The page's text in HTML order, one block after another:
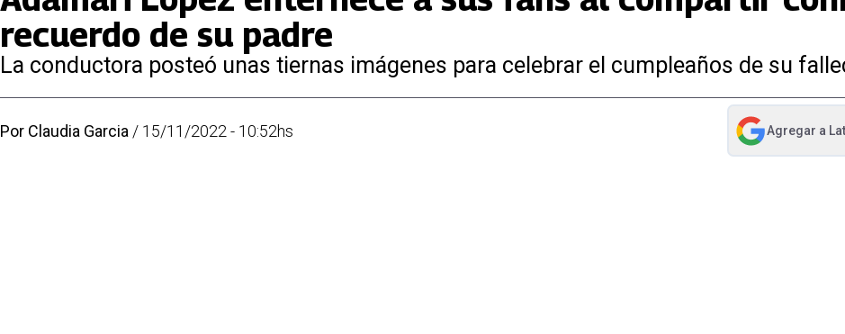
recuerdo de su padre
La conductora posteó unas tiernas imágenes para celebrar el cumpleaños de su
Por Claudia Garcia / 15/11/2022 - 10:52hs Agregar a
abre en nueva